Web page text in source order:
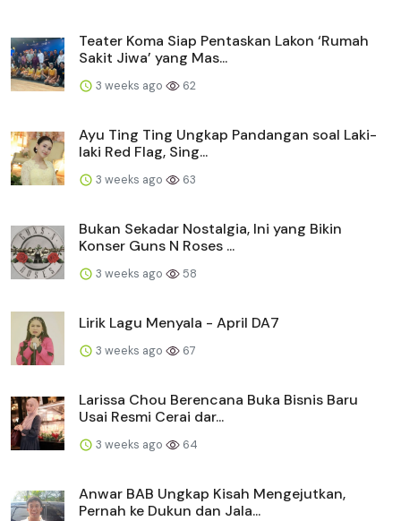
Teater Koma Siap Pentaskan Lakon ‘Rumah
Sakit Jiwa’ yang Mas...
3 weeks ago 62
Ayu Ting Ting Ungkap Pandangan soal Laki-
laki Red Flag, Sing...
3 weeks ago 63
Bukan Sekadar Nostalgia, Ini yang Bikin
Konser Guns N Roses ...
3 weeks ago 58
Lirik Lagu Menyala - April DA7
3 weeks ago 67
Larissa Chou Berencana Buka Bisnis Baru
Usai Resmi Cerai dar...
3 weeks ago 64
Anwar BAB Ungkap Kisah Mengejutkan,
Pernah ke Dukun dan Jala...